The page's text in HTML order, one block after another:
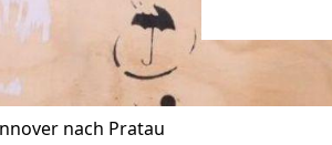
nach Pratau